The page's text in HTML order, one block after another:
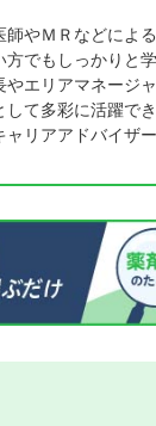
師やＭＲなどによ
方でもしっかりと
やエリアマネージ
して多彩に活躍でき
ャリアアドバイザ